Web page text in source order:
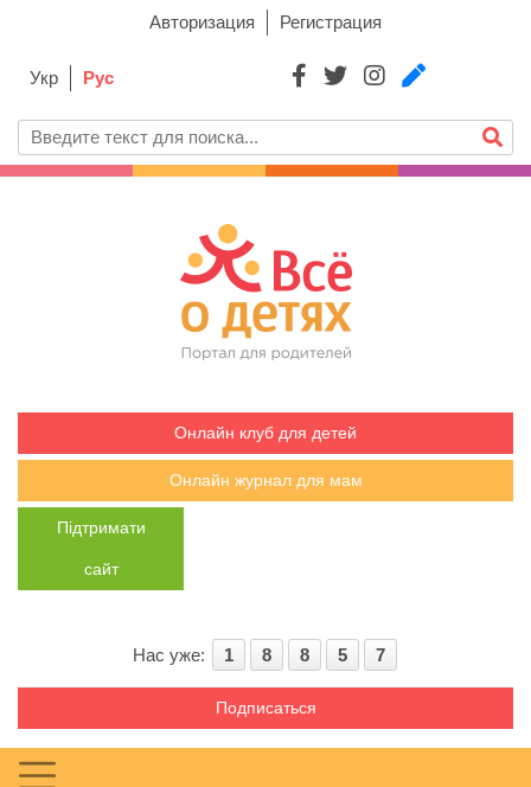
Авторизация Регистрация
Укр Рус
Онлайн клуб для детей
Онлайн журнал для мам
Підтримати
сайт
Нас уже: 1 8 8 5 7
Подписаться